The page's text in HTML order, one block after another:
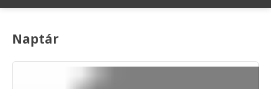
Naptár